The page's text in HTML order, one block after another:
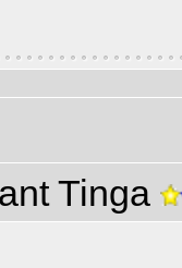
Tinga